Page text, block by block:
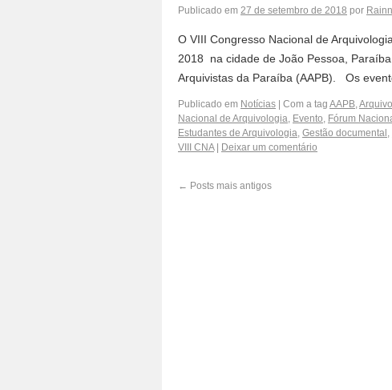
Publicado em 27 de setembro de 2018 por
O VIII Congresso Nacional de
2018 na cidade de João Pessoa,
Arquivistas da Paraíba (AAPB). Os
Publicado em Notícias Com a tag AAPB,
Nacional de Arquivologia, Evento, Fórum
Estudantes de Arquivologia, Gestão documental ,
VIII CNA
Deixar um comentário
← Posts mais antigos